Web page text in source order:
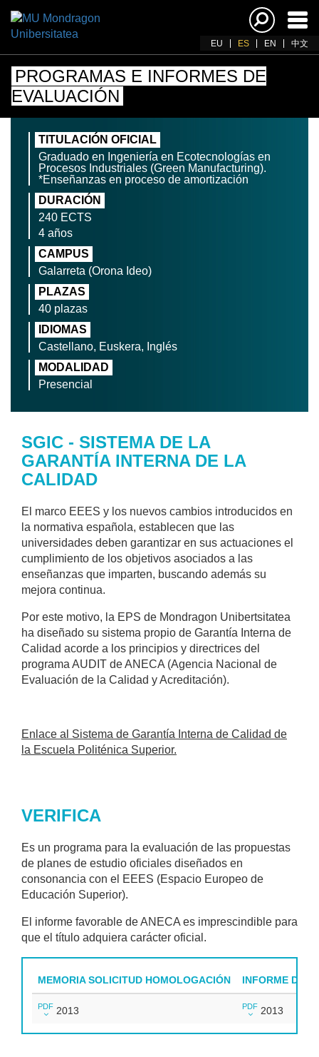
EU ES EN 中文
PROGRAMAS E INFORMES DE
EVALUACIÓN
TITULACIÓN OFICIAL
Graduado en Ingeniería en Ecotecnologías en
Procesos Industriales (Green Manufacturing).
*Enseñanzas en proceso de amortización
DURACIÓN
240 ECTS
4 años
CAMPUS
Galarreta (Orona Ideo)
PLAZAS
40 plazas
IDIOMAS
Castellano, Euskera, Inglés
MODALIDAD
Presencial
SGIC - SISTEMA DE LA
GARANTÍA INTERNA DE LA
CALIDAD
El marco EEES y los nuevos cambios introducidos en
la normativa española, establecen que las
universidades deben garantizar en sus actuaciones el
cumplimiento de los objetivos asociados a las
enseñanzas que imparten, buscando además su
mejora continua.
Por este motivo, la EPS de Mondragon Unibertsitatea
ha diseñado su sistema propio de Garantía Interna de
Calidad acorde a los principios y directrices del
programa AUDIT de ANECA (Agencia Nacional de
Evaluación de la Calidad y Acreditación).
Enlace al Sistema de Garantía Interna de Calidad de
la Escuela Politénica Superior.
VERIFICA
Es un programa para la evaluación de las propuestas
de planes de estudio oficiales diseñados en
consonancia con el EEES (Espacio Europeo de
Educación Superior).
El informe favorable de ANECA es imprescindible para
que el título adquiera carácter oficial.
MEMORIA SOLICITUD HOMOLOGACIÓN INFORME
PDF 2013 PDF 2013